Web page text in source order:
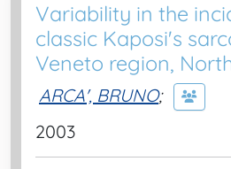
Variability in the
classic Kaposi's
Veneto region,
ARCA', BRUNO;
2003